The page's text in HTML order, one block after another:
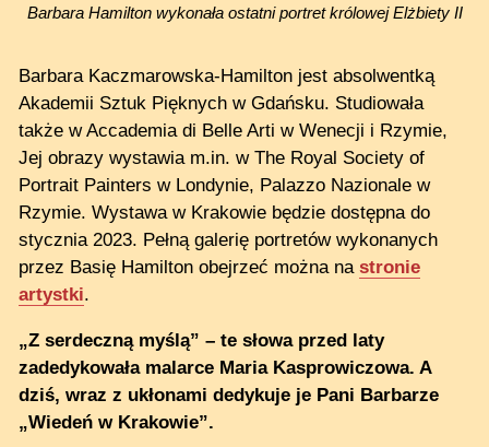
Barbara Hamilton wykonała ostatni portret królowej Elżbiety II
Barbara Kaczmarowska-Hamilton jest absolwentką
Akademii Sztuk Pięknych w Gdańsku. Studiowała
także w Accademia di Belle Arti w Wenecji i Rzymie,
Jej obrazy wystawia m.in. w The Royal Society of
Portrait Painters w Londynie, Palazzo Nazionale w
Rzymie. Wystawa w Krakowie będzie dostępna do
stycznia 2023. Pełną galerię portretów wykonanych
przez Basię Hamilton obejrzeć można na stronie
artystki.
„Z serdeczną myślą” – te słowa przed laty
zadedykowała malarce Maria Kasprowiczowa. A
dziś, wraz z ukłonami dedykuje je Pani Barbarze
„Wiedeń w Krakowie”.